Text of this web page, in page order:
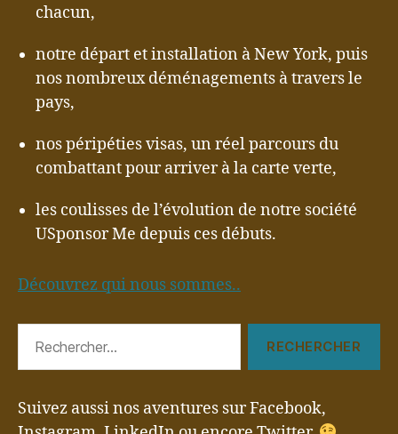
chacun,
notre départ et installation à New York, puis
nos nombreux déménagements à travers le
pays,
nos péripéties visas, un réel parcours du
combattant pour arriver à la carte verte,
les coulisses de l’évolution de notre société
USponsor Me depuis ces débuts.
Découvrez qui nous sommes..
Suivez aussi nos aventures sur Facebook,